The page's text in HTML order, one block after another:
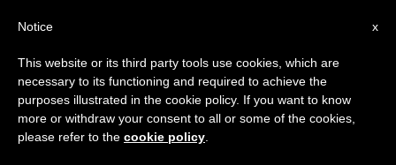
PAPAS
×
Aviso importante
Del 27 de julio al 7 de agosto haremos la pausa
anual, aprovechando que en el periodo de verano
se generan menos informaciones y también el
x
Notice
This website or its third party tools use cookies, which are
necessary to its functioning and required to achieve the
purposes illustrated in the cookie policy. If you want to know
more or withdraw your consent to all or some of the cookies,
please refer to the cookie policy